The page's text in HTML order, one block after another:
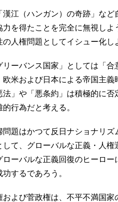
漢江（ハンガン）の奇跡」な
力を得たことを完全に無視し
の人権問題としてイシュー化し
リーバンス国家」としては「
欧米および日本による帝国主
法」や「悪条約」は積極的に
行為だと考える。
問題はかつて反日ナショナリ
して、グローバルな正義・人
ローバルな正義回復のヒーロ
するであろう。
および菅政権は、不平不満国